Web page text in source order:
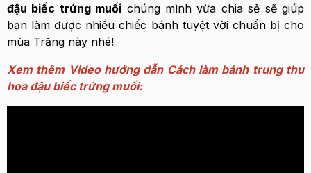
đậu biếc trứng muối chúng mình vừa chia sẻ sẽ giúp
bạn làm được nhiều chiếc bánh tuyệt vời chuẩn bị cho
mùa Trăng này nhé!
Xem thêm Video hướng dẫn Cách làm bánh trung thu
hoa đậu biếc trứng muối: